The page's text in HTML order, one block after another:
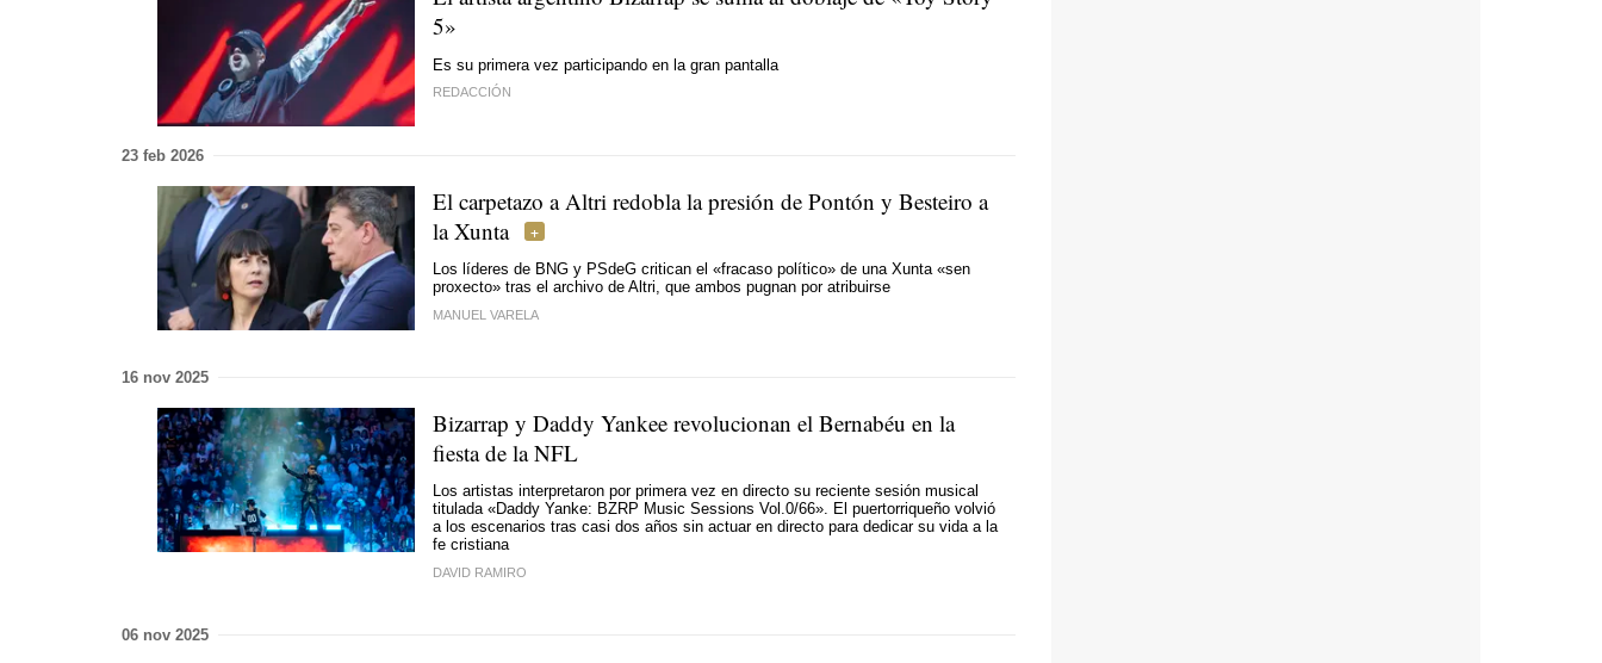
5»
Es su primera vez participando en la gran pantalla
REDACCIÓN
23 feb 2026
El carpetazo a Altri redobla la presión de Pontón y Besteiro a
la Xunta
Los líderes de BNG y PSdeG critican el «fracaso político» de una Xunta «sen
proxecto» tras el archivo de Altri, que ambos pugnan por atribuirse
MANUEL VARELA
16 nov 2025
Bizarrap y Daddy Yankee revolucionan el Bernabéu en la
fiesta de la NFL
Los artistas interpretaron por primera vez en directo su reciente sesión musical
titulada «Daddy Yanke: BZRP Music Sessions Vol.0/66». El puertorriqueño volvió
a los escenarios tras casi dos años sin actuar en directo para dedicar su vida a la
fe cristiana
DAVID RAMIRO
06 nov 2025